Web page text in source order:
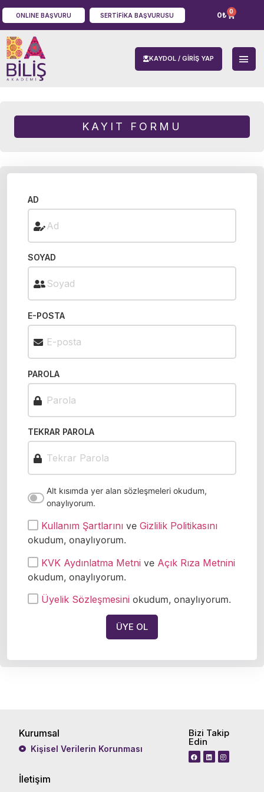
ONLINE BAŞVURU SERTIFIKA BAŞVURUSU 0₺ 0
KAYDOL / GIRIŞ YAP
KAYIT FORMU
AD
SOYAD
E-POSTA
PAROLA
TEKRAR PAROLA
Alt kısımda yer alan sözleşmeleri okudum,
onaylıyorum.
Kullanım Şartlarını ve Gizlilik Politikasını
okudum, onaylıyorum.
KVK Aydınlatma Metni ve Açık Rıza Metnini
okudum, onaylıyorum.
Üyelik Sözleşmesini okudum, onaylıyorum.
ÜYE OL
Kurumsal
Kişisel Verilerin Korunması
Bizi Takip
Edin
İletişim